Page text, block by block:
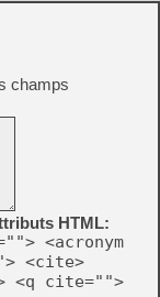
champs
HTML:
<acronym
<cite>
<q cite="">